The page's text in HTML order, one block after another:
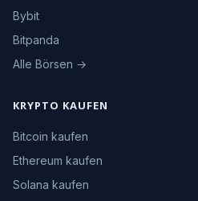
Bybit
Bitpanda
Alle Börsen →
KRYPTO KAUFEN
Bitcoin kaufen
Ethereum kaufen
Solana kaufen